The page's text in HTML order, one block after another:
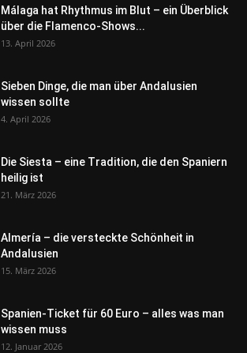
Málaga hat Rhythmus im Blut – ein Überblick
über die Flamenco-Shows...
13. April 2026
Sieben Dinge, die man über Andalusien
wissen sollte
4. April 2026
Die Siesta – eine Tradition, die den Spaniern
heilig ist
21. März 2026
Almería – die versteckte Schönheit in
Andalusien
15. März 2026
Spanien-Ticket für 60 Euro – alles was man
wissen muss
12. Januar 2026